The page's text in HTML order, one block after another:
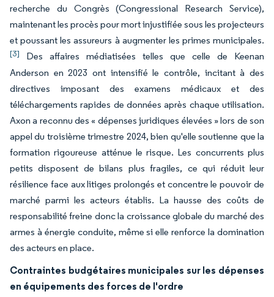
recherche du Congrès (Congressional Research Service),
maintenant les procès pour mort injustifiée sous les projecteurs
et poussant les assureurs à augmenter les primes municipales.
[3]
Des affaires médiatisées telles que celle de Keenan
Anderson en 2023 ont intensifié le contrôle, incitant à des
directives imposant des examens médicaux et des
téléchargements rapides de données après chaque utilisation.
Axon a reconnu des « dépenses juridiques élevées » lors de son
appel du troisième trimestre 2024, bien qu'elle soutienne que la
formation rigoureuse atténue le risque. Les concurrents plus
petits disposent de bilans plus fragiles, ce qui réduit leur
résilience face aux litiges prolongés et concentre le pouvoir de
marché parmi les acteurs établis. La hausse des coûts de
responsabilité freine donc la croissance globale du marché des
armes à énergie conduite, même si elle renforce la domination
des acteurs en place.
Contraintes budgétaires municipales sur les dépenses
en équipements des forces de l'ordre